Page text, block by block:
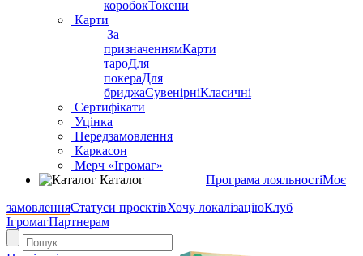
коробокТокени
Карти
За
призначеннямКарти
тароДля
покераДля
бриджаСувенірніКласичні
Сертифікати
Уцінка
Передзамовлення
Каркасон
Мерч «Ігромаг»
Каталог
Програма лояльностіМоє
замовленняСтатуси проєктівХочу локалізаціюКлуб
ІгромагПартнерам